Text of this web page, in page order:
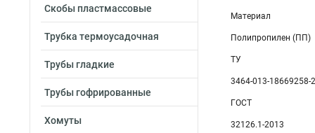
Скобы пластмассовые
Трубка термоусадочная
Трубы гладкие
Трубы гофрированные
Хомуты
Материал
Полипропилен (ПП)
ТУ
3464-013-18669258-
ГОСТ
32126.1-2013